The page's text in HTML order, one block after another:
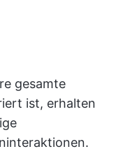
gesamte
ist, erhalten